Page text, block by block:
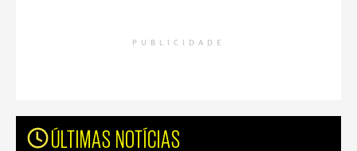
PUBLICIDADE
ÚLTIMAS NOTÍCIAS